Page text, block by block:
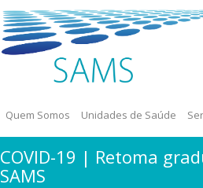
Quem Somos Unidades de Saúde
COVID-19 | Retoma
SAMS